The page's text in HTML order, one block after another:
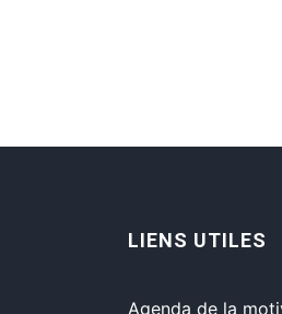
LIENS UTILES
Agenda de la